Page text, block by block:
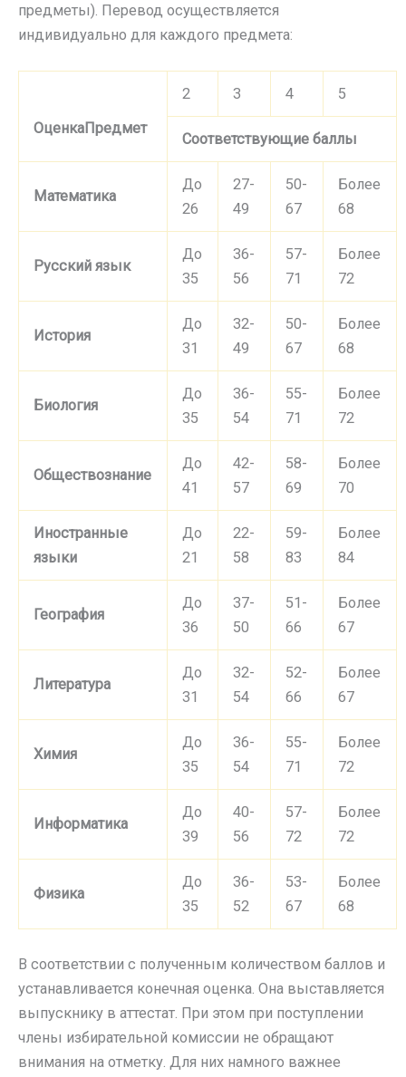
предметы). Перевод осуществляется
индивидуально для каждого предмета:
ОценкаПредмет
2 3 4 5
Соответствующие баллы
Математика
До
26
27-
49
50-
67
Более
68
Русский язык
До
35
36-
56
57-
71
Более
72
История
До
31
32-
49
50-
67
Более
68
Биология
До
35
36-
54
55-
71
Более
72
Обществознание
До
41
42-
57
58-
69
Более
70
Иностранные
языки
До
21
22-
58
59-
83
Более
84
География
До
36
37-
50
51-
66
Более
67
Литература
До
31
32-
54
52-
66
Более
67
Химия
До
35
36-
54
55-
71
Более
72
Информатика
До
39
40-
56
57-
72
Более
72
Физика
До
35
36-
52
53-
67
Более
68
В соответствии с полученным количеством баллов и
устанавливается конечная оценка. Она выставляется
выпускнику в аттестат. При этом при поступлении
члены избирательной комиссии не обращают
внимания на отметку. Для них намного важнее